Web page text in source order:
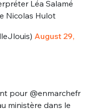
Léa Salamé
Nicolas Hulot
August 29,
pour @enmarchefr
ministère dans le